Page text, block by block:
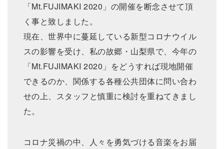
「Mt.FUJIMAKI 2020」の開催を断念させて頂
く事と致しました。
現在、世界中に蔓延している新型コロナウイル
スの影響を受け、私の故郷・山梨県で、今年の
「Mt.FUJIMAKI 2020」をどうすれば現地開催
できるのか、関係する各種公共団体に問い合わ
せの上、スタッフと慎重に検討を重ねてきまし
た。
コロナ災禍の中、人々を勇気づける音楽をお届